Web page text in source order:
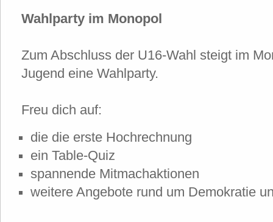
Wahlparty im Monopol
Zum Abschluss der U16-Wahl steigt im
Jugend eine Wahlparty.
Freu dich auf:
die die erste Hochrechnung
ein Table-Quiz
spannende Mitmachaktionen
weitere Angebote rund um Demokratie